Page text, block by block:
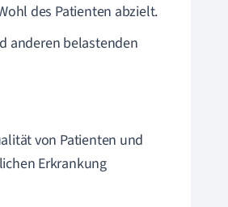
des Patienten abzielt.
anderen belastenden
von Patienten und
Erkrankung